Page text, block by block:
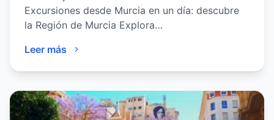
Excursiones desde Murcia en un día: descubre
la Región de Murcia Explora…
Leer más